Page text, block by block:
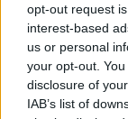
opt-out request
interest-based
us or personal
your opt-out.
disclosure of
IAB’s list of
parados.
O novo sistema
de US$ 3.950
que os clientes
anuais.